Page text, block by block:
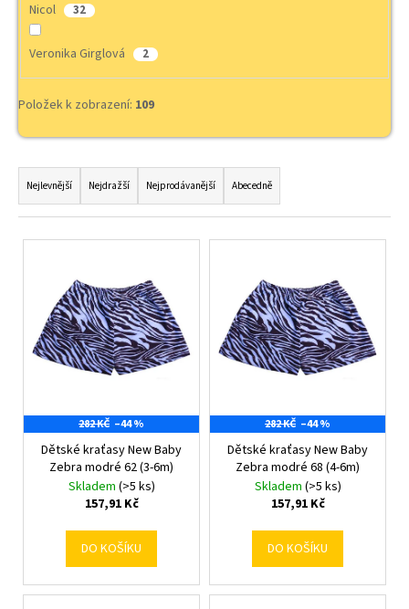
Nicol 32
Veronika Girglová 2
Položek k zobrazení: 109
Ř
a
z
e
Nejlevnější Nejdražší Nejprodávanější Abecedně
V
o
d
282 KČ –44 %
Dětské kraťasy New Baby
Zebra modré 62 (3-6m)
Skladem (>5 ks)
157,91 Kč
DO KOŠÍKU
282 KČ –44 %
Dětské kraťasy New Baby
Zebra modré 68 (4-6m)
Skladem (>5 ks)
157,91 Kč
DO KOŠÍKU
m
e